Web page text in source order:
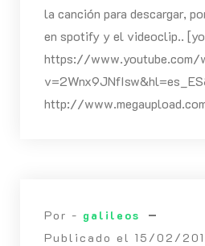
la canción para descargar,
en spotify y el videoclip..
https://www.youtube.com/
http://
Por - galileos
Publicado el 15/02/